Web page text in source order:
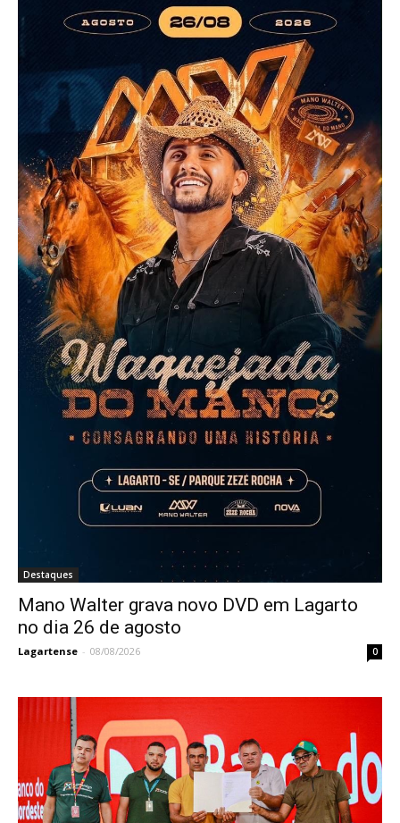
Destaques
Mano Walter grava novo DVD em Lagarto
no dia 26 de agosto
Lagartense - 08/08/2026 0